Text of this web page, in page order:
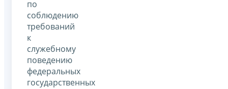
по
соблюдению
требований
к
служебному
поведению
федеральных
государственных